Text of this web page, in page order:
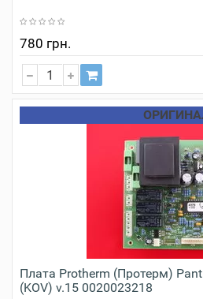
780 грн.
Плата Protherm (Протерм)
(KOV) v.15 0020023218